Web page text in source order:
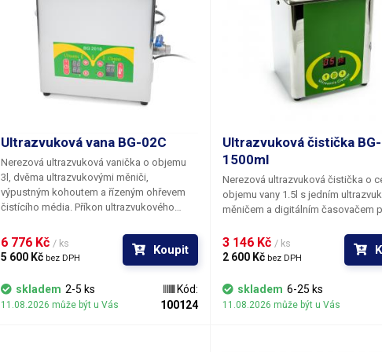
Ultrazvuková vana BG-02C
Nerezová ultrazvuková vanička o objemu
3l, dvěma ultrazvukovými měniči,
výpustným kohoutem a řízeným ohřevem
čistícího média. Příkon ultrazvukového
150W. Ovládání vany je plně digitální;
teplota čistícího prostředku se nastavuje
stiskem tlačítek stejně jako doba čištění.
Časovač umožňuje nastavit dobu provozu
až do 99 minut s rozlišením po sekundách.
Teplota lázně je volitelná v rozmězí 0-90°C.
6 776 Kč / ks
5 600 Kč bez DPH
Koupit
skladem 2-5 ks
11.08.2026 může být u Vás
Kód:
100124
Ultrazvuková čistička
1500ml
Nerezová ultrazvuková čistička o
objemu vany 1.5l s jedním
měničem a digitálním časovačem
Příkon ultrazvukového čištění je
Ovládání vany je digitální a velmi
jednoduché. Nastavuje se pouze
čas čistícího cyklu. Časovač
nastavit dobu provozu od 1 vteřiny
minut a 59s. Po ztrátě napájení si
3 146 Kč / ks
2 600 Kč bez DPH
skladem 6-25 ks
11.08.2026 může být u Vás